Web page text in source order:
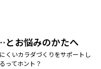
お悩みのかたへ
くいカラダづくりをサポートし
ってホント？